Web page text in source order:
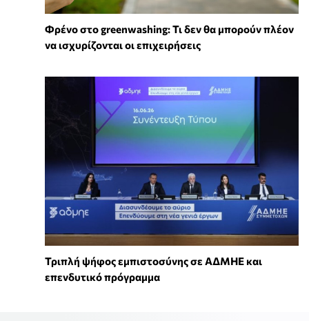
Φρένο στο greenwashing: Τι δεν θα μπορούν πλέον
να ισχυρίζονται οι επιχειρήσεις
Τριπλή ψήφος εμπιστοσύνης σε ΑΔΜΗΕ και
επενδυτικό πρόγραμμα